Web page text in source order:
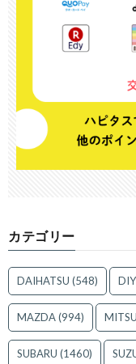
カテゴリー
DAIHATSU (548) DIY
MAZDA(994)
SUBARU (1460)